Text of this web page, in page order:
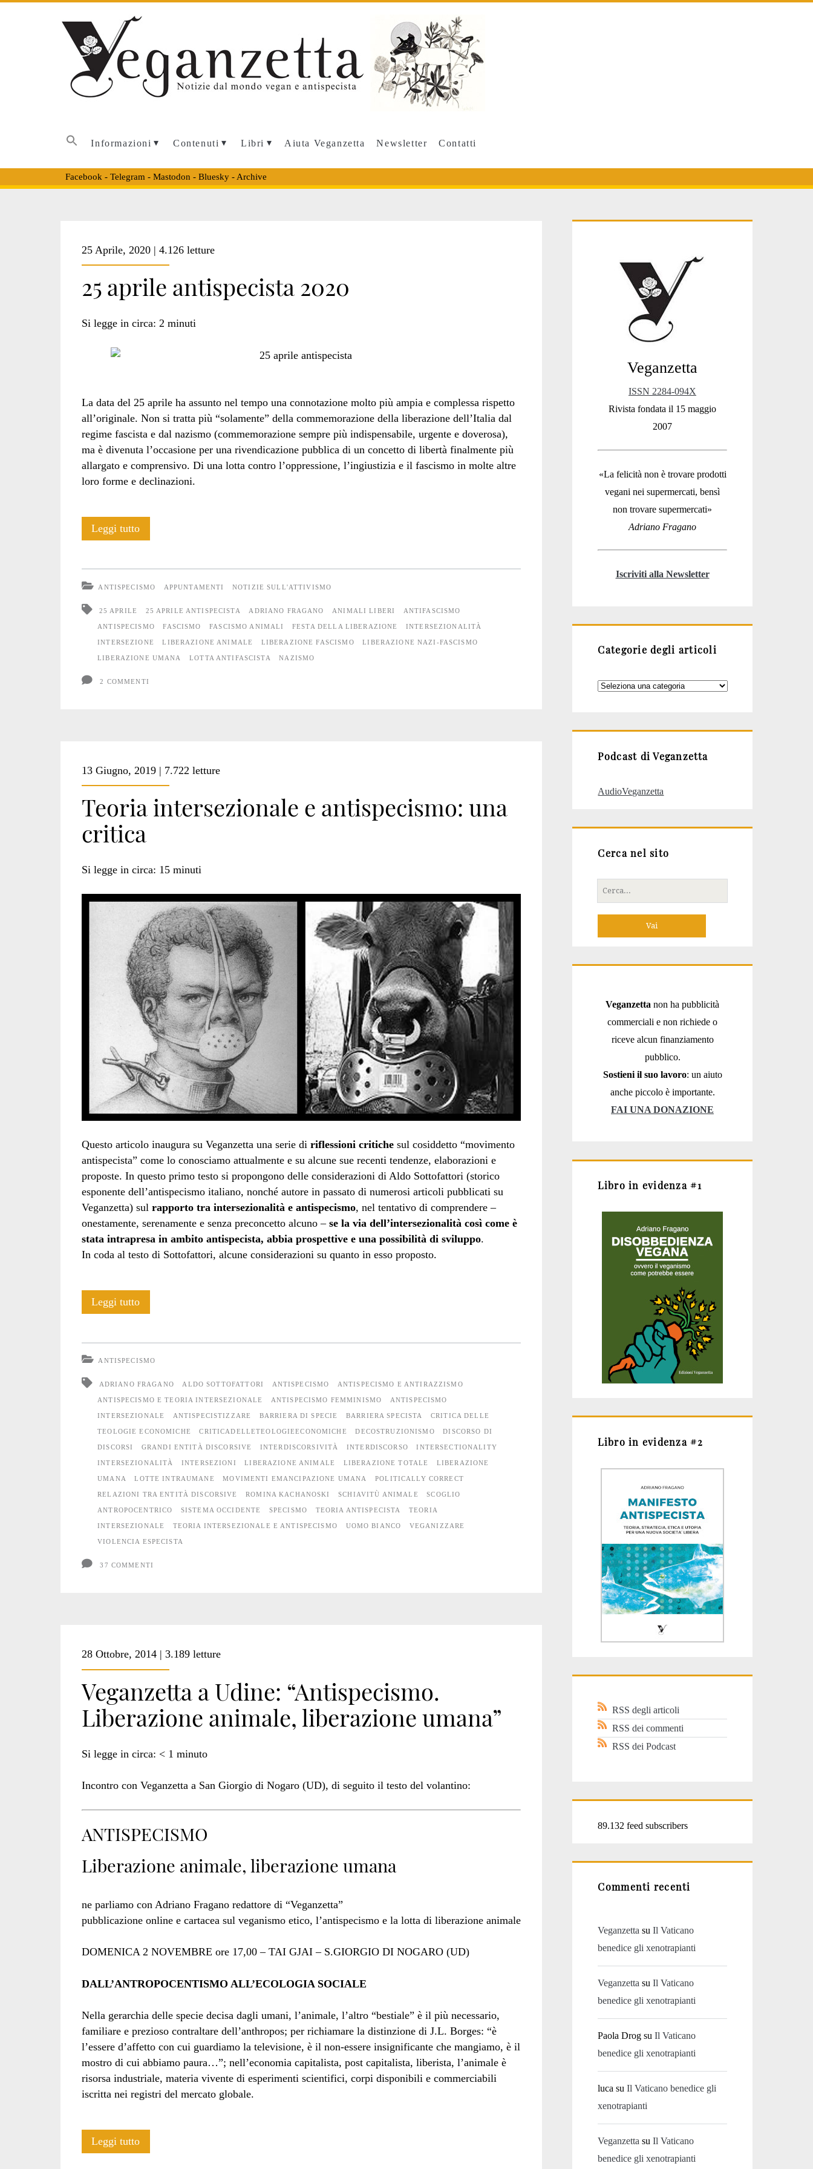
Informazioni Contenuti Libri Aiuta Veganzetta Newsletter Contatti
Facebook - Telegram - Mastodon - Bluesky- Archive
<span>liberazione
umana</span>
25 Aprile, 2020 | 4.126 letture
25 aprile antispecista 2020
Si legge in circa: 2 minuti
La data del 25 aprile ha assunto nel tempo una connotazione molto più ampia e complessa rispetto
all’originale. Non si tratta più “solamente” della commemorazione della liberazione dell’Italia dal
regime fascista e dal nazismo (commemorazione sempre più indispensabile, urgente e doverosa),
ma è divenuta l’occasione per una rivendicazione pubblica di un concetto di libertà finalmente più
allargato e comprensivo. Di una lotta contro l’oppressione, l’ingiustizia e il fascismo in molte altre
loro forme e declinazioni.
Leggi tutto25
ANTISPECISMO APPUNTAMENTI NOTIZIE SULL'ATTIVISMO
25 APRILE 25 APRILE ANTISPECISTA ADRIANO FRAGANO ANIMALI LIBERI ANTIFASCISMO
ANTISPECISMO FASCISMO FASCISMO ANIMALI FESTA DELLA LIBERAZIONE INTERSEZIONALITÀ
INTERSEZIONE LIBERAZIONE ANIMALE LIBERAZIONE FASCISMO LIBERAZIONE NAZI-FASCISMO
LIBERAZIONE UMANA LOTTA ANTIFASCISTA NAZISMO
2 COMMENTI
13 Giugno, 2019 | 7.722 letture
Teoria intersezionale e antispecismo: una
critica
Si legge in circa: 15 minuti
Questo articolo inaugura su Veganzetta una serie di riflessioni critichesul cosiddetto “movimento
antispecista” come lo conosciamo attualmente e su alcune sue recenti tendenze, elaborazioni e
proposte. In questo primo testo si propongono delle considerazioni di Aldo Sottofattori (storico
esponente dell’antispecismo italiano, nonché autore in passato di numerosi articoli pubblicati su
Veganzetta) sul rapporto tra intersezionalità e antispecismo, nel tentativo di comprendere –
onestamente, serenamente e senza preconcetto alcuno – se la via dell’intersezionalità così come è
stata intrapresa in ambito antispecista, abbia prospettive e una possibilità di sviluppo.
In coda al testo di Sottofattori, alcune considerazioni su quanto in esso proposto.
Leggi tuttoTeoria
una
critica
ANTISPECISMO
ADRIANO FRAGANO ALDO SOTTOFATTORI ANTISPECISMO ANTISPECISMO E ANTIRAZZISMO
ANTISPECISMO E TEORIA INTERSEZIONALE ANTISPECISMO FEMMINISMO ANTISPECISMO
INTERSEZIONALE ANTISPECISTIZZARE BARRIERA DI SPECIE BARRIERA SPECISTA CRITICA DELLE
TEOLOGIE ECONOMICHE CRITICADELLETEOLOGIEECONOMICHE DECOSTRUZIONISMO DISCORSO DI
DISCORSI GRANDI ENTITÀ DISCORSIVE INTERDISCORSIVITÀ INTERDISCORSO INTERSECTIONALITY
INTERSEZIONALITÀ INTERSEZIONI LIBERAZIONE ANIMALE LIBERAZIONE TOTALE LIBERAZIONE
UMANA LOTTE INTRAUMANE MOVIMENTI EMANCIPAZIONE UMANA POLITICALLY CORRECT
RELAZIONI TRA ENTITÀ DISCORSIVE ROMINA KACHANOSKI SCHIAVITÙ ANIMALE SCOGLIO
ANTROPOCENTRICO SISTEMA OCCIDENTE SPECISMO TEORIA ANTISPECISTA TEORIA
INTERSEZIONALE TEORIA INTERSEZIONALE E ANTISPECISMO UOMO BIANCO VEGANIZZARE
VIOLENCIA ESPECISTA
37 COMMENTI
28 Ottobre, 2014 | 3.189 letture
Veganzetta a Udine: “Antispecismo.
Liberazione animale, liberazione umana”
Si legge in circa: < 1 minuto
Incontro con Veganzetta a San Giorgio di Nogaro (UD), di seguito il testo del volantino:
ANTISPECISMO
Liberazione animale, liberazione umana
ne parliamo con Adriano Fragano redattore di “Veganzetta”
pubblicazione online e cartacea sul veganismo etico, l’antispecismo e la lotta di liberazione animale
DOMENICA 2 NOVEMBRE ore 17,00 – TAI GJAI – S.GIORGIO DI NOGARO (UD)
DALL’ANTROPOCENTISMO ALL’ECOLOGIA SOCIALE
Nella gerarchia delle specie decisa dagli umani, l’animale, l’altro “bestiale” è il più necessario,
familiare e prezioso contraltare dell’anthropos; per richiamare la distinzione di J.L. Borges: “è
l’essere d’affetto con cui guardiamo la televisione, è il non-essere insignificante che mangiamo, è il
mostro di cui abbiamo paura…”; nell’economia capitalista, post capitalista, liberista, l’animale è
risorsa industriale, materia vivente di esperimenti scientifici, corpi disponibili e commerciabili
iscritta nei registri del mercato globale.
Leggi tuttoVeganzetta
Sidebar
Veganzetta
ISSN 2284-094X
Rivista fondata il 15 maggio
2007
«La felicità non è trovare prodotti
vegani nei supermercati, bensì
non trovare supermercati»
Adriano Fragano
Iscriviti alla Newsletter
Categorie degli articoli
Categorie
Podcast di Veganzetta
AudioVeganzetta
Cerca nel sito
Cerca
per:
Veganzetta non ha pubblicità
commerciali e non richiede o
riceve alcun finanziamento
pubblico.
Sostieni il suo lavoro: un aiuto
anche piccolo è importante.
FAI UNA DONAZIONE
Libro in evidenza #1
Libro in evidenza #2
RSS degli articoli
RSS dei commenti
RSS dei Podcast
89.132 feed subscribers
Commenti recenti
Veganzetta suIl Vaticano
benedice gli xenotrapianti
Veganzetta suIl Vaticano
benedice gli xenotrapianti
Paola Drog suIl Vaticano
benedice gli xenotrapianti
luca suIl Vaticano benedice gli
xenotrapianti
Veganzetta suIl Vaticano
benedice gli xenotrapianti